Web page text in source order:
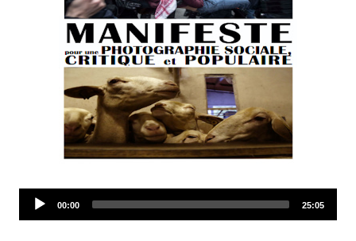
Current
00:00
Total
25:05